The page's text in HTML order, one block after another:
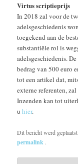
Virtus scriptieprijs
In 2018 zal voor de
adelsgeschiedenis
toegekend aan de
substantiële rol is
adelsgeschiedenis.
bedrag van 500 euro
tot een artikel dat,
externe referenten,
Inzenden kan tot
uhier.
Dit bericht werd
permalink .